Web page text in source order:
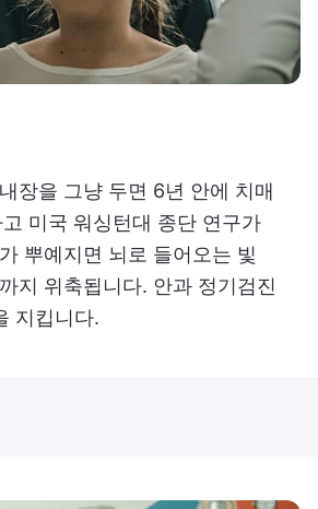
장을 그냥 두면 6년 안에 치매
미국 워싱턴대 종단 연구가
뿌예지면 뇌로 들어오는 빛
지 위축됩니다. 안과 정기검진
지킵니다.